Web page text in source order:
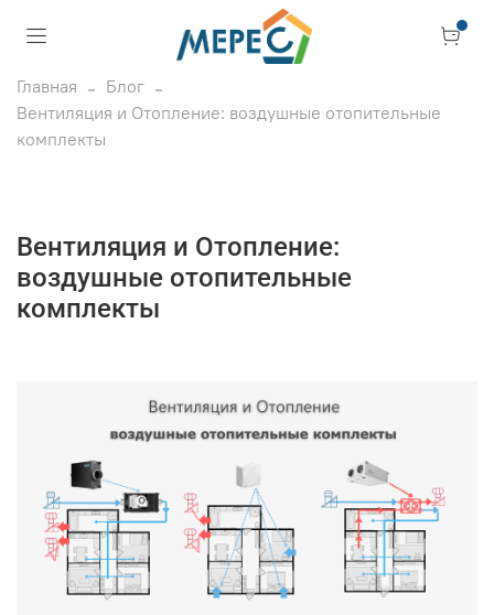
Главная
Блог
Вентиляция и Отопление: воздушные отопительные
комплекты
Вентиляция и Отопление:
воздушные отопительные
комплекты